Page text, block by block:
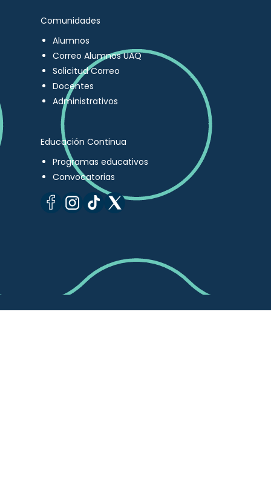
Comunidades
Alumnos
Correo Alumnos UAQ
Solicitud Correo
Docentes
Administrativos
Educación Continua
Programas educativos
Convocatorias